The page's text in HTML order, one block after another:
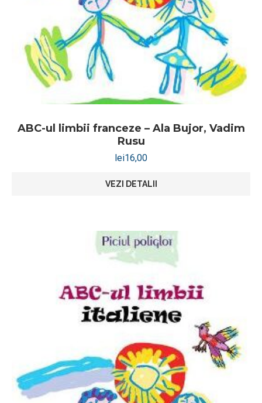
ABC-ul limbii franceze – Ala Bujor, Vadim
Rusu
lei16,00
VEZI DETALII